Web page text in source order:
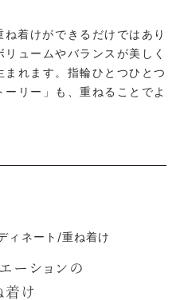
着けができるだけではあり
ュームやバランスが美しく
れます。指輪ひとつひとつ
リー」も、重ねることでよ
ィネート/重ね着け
ーションの
着け